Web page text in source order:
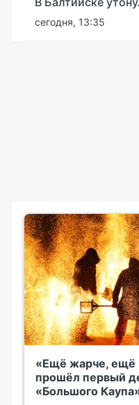
сегодня, 13:35
«Ещё жарче, ещё
прошёл первый
«Большого